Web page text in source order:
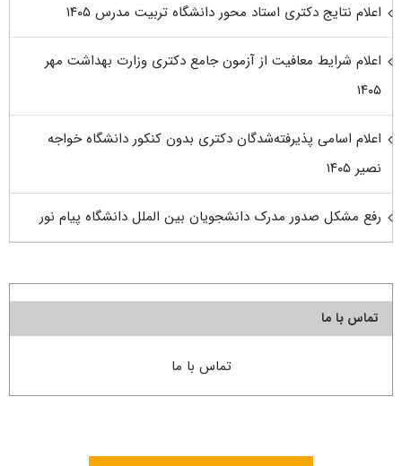
اعلام نتایج دکتری استاد محور دانشگاه تربیت مدرس ۱۴۰۵
اعلام شرایط معافیت از آزمون جامع دکتری وزارت بهداشت مهر
۱۴۰۵
اعلام اسامی پذیرفته‌شدگان دکتری بدون کنکور دانشگاه خواجه
نصیر ۱۴۰۵
رفع مشکل صدور مدرک دانشجویان بین الملل دانشگاه پیام نور
تماس با ما
تماس با ما